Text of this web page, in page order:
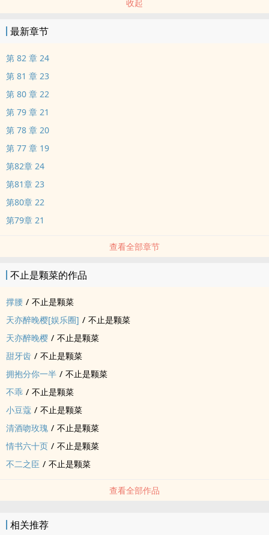
收起
最新章节
第 82 章 24
第 81 章 23
第 80 章 22
第 79 章 21
第 78 章 20
第 77 章 19
第82章 24
第81章 23
第80章 22
第79章 21
查看全部章节
不止是颗菜的作品
撑腰 / 不止是颗菜
天亦醉晚樱[娱乐圈] / 不止是颗菜
天亦醉晚樱 / 不止是颗菜
甜牙齿 / 不止是颗菜
拥抱分你一半 / 不止是颗菜
不乖 / 不止是颗菜
小豆蔻 / 不止是颗菜
清酒吻玫瑰 / 不止是颗菜
情书六十页 / 不止是颗菜
不二之臣 / 不止是颗菜
查看全部作品
相关推荐